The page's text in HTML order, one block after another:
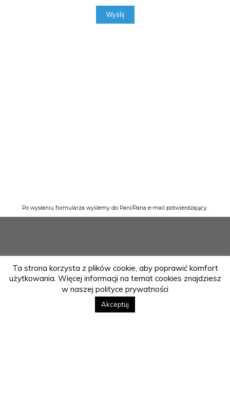
Po wysłaniu formularza wyślemy do Pani/Pana e-mail potwierdzający.
Ta strona korzysta z plików cookie, aby poprawić komfort
użytkowania. Więcej informacji na temat cookies znajdziesz
w naszej polityce prywatności
Akceptuj